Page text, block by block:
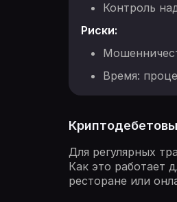
Контроль
Риски:
Время:
Для регулярных
Как это работает
ресторане или